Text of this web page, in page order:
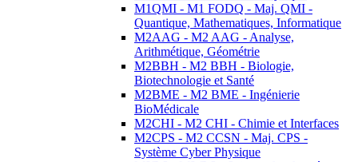
M1QMI - M1 FODQ - Maj. QMI -
Quantique, Mathematiques, Informatique
M2AAG - M2 AAG - Analyse,
Arithmétique, Géométrie
M2BBH - M2 BBH - Biologie,
Biotechnologie et Santé
M2BME - M2 BME - Ingénierie
BioMédicale
M2CHI - M2 CHI - Chimie et Interfaces
M2CPS - M2 CCSN - Maj. CPS -
Système Cyber Physique